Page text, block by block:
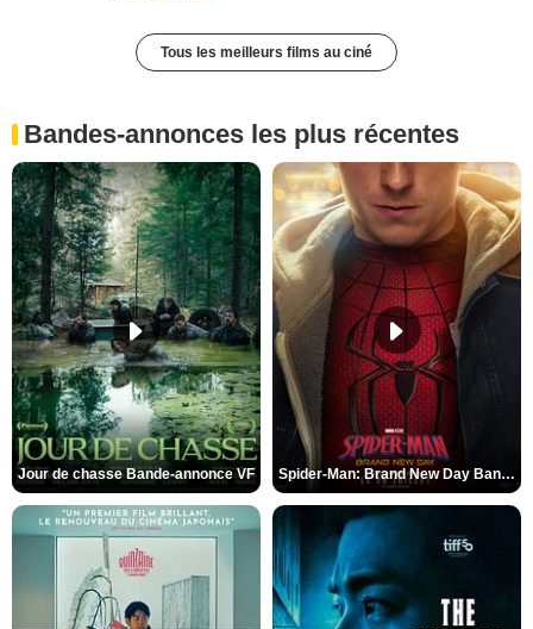
Tous les meilleurs films au ciné
Bandes-annonces les plus récentes
Jour de chasse Bande-annonce VF Spider-Man: Brand New Day Bande-annonce (3) VO STFR